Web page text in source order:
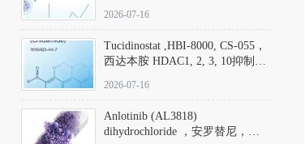
2026-07-16
Tucidinostat ,HBI-8000, CS-055，
西达本胺 HDAC1, 2, 3, 10抑制剂
D808567) - DKM活性分子
2026-07-16
Anlotinib (AL3818)
dihydrochloride ，安罗替尼，